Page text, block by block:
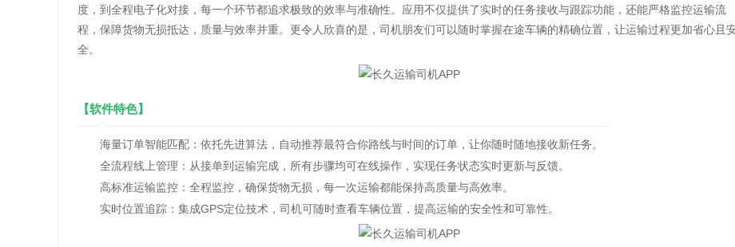
度，到全程电子化对接，每一个环节都追求极致的效率与准确性。应用不仅提供了实时的任务接收与跟踪功能，还能严格监控运输流
程，保障货物无损抵达，质量与效率并重。更令人欣喜的是，司机朋友们可以随时掌握在途车辆的精确位置，让运输过程更加省心且
全。
【软件特色】
海量订单智能匹配：依托先进算法，自动推荐最符合你路线与时间的订单，让你随时随地接收新任务。
全流程线上管理：从接单到运输完成，所有步骤均可在线操作，实现任务状态实时更新与反馈。
高标准运输监控：全程监控，确保货物无损，每一次运输都能保持高质量与高效率。
实时位置追踪：集成GPS定位技术，司机可随时查看车辆位置，提高运输的安全性和可靠性。